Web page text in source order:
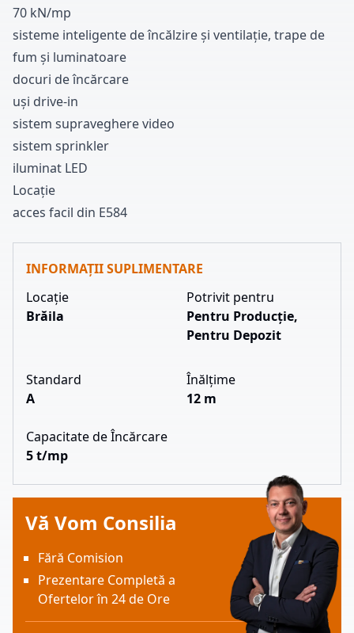
70 kN/mp
sisteme inteligente de încălzire și ventilație, trape de
fum și luminatoare
docuri de încărcare
uși drive-in
sistem supraveghere video
sistem sprinkler
iluminat LED
Locație
acces facil din E584
INFORMAȚII SUPLIMENTARE
Locație
Brăila
Potrivit pentru
Pentru Producție,
Pentru Depozit
Standard
A
Înălțime
12 m
Capacitate de Încărcare
5 t/mp
Vă Vom Consilia
Fără Comision
Prezentare Completă a
Ofertelor în 24 de Ore